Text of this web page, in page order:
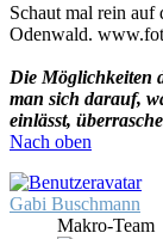
Schaut mal rein auf
Odenwald.
Die Möglichkeiten
man sich darauf,
einlässt,
Nach oben
Gabi Buschmann
Makro-Team